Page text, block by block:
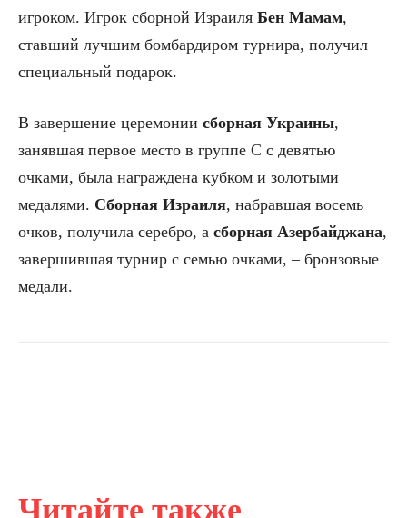
Читайте также
игроком. Игрок сборной Израиля Бен Мамам,
ставший лучшим бомбардиром турнира, получил
специальный подарок.
В завершение церемонии сборная Украины,
занявшая первое место в группе C с девятью
очками, была награждена кубком и золотыми
медалями. Сборная Израиля, набравшая восемь
очков, получила серебро, а сборная Азербайджана,
завершившая турнир с семью очками, – бронзовые
медали.